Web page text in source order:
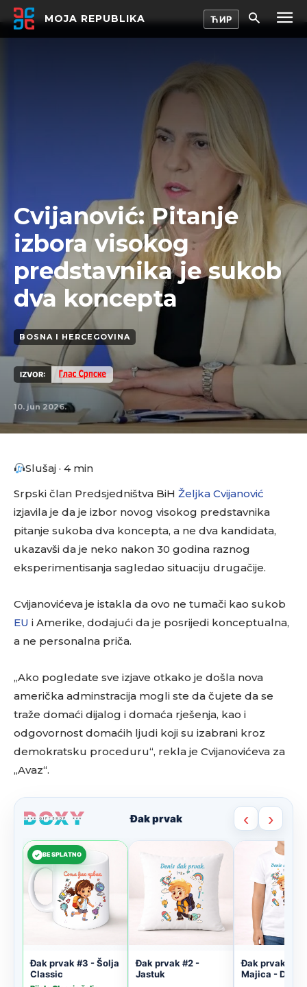
MOJA REPUBLIKA
Cvijanović: Pitanje
izbora visokog
predstavnika je sukob
dva koncepta
BOSNA I HERCEGOVINA
IZVOR:
10. jun 2026.
Slušaj · 4 min
Srpski član Predsjedništva BiH Željka Cvijanović
izjavila je da je izbor novog visokog predstavnika
pitanje sukoba dva koncepta, a ne dva kandidata,
ukazavši da je neko nakon 30 godina raznog
eksperimentisanja sagledao situaciju drugačije.
Cvijanovićeva je istakla da ovo ne tumači kao sukob
EU i Amerike, dodajući da je posrijedi konceptualna,
a ne personalna priča.
„Ako pogledate sve izjave otkako je došla nova
američka adminstracija mogli ste da čujete da se
traže domaći dijalog i domaća rješenja, kao i
odgovornost domaćih ljudi koji su izabrani kroz
demokratsku proceduru“, rekla je Cvijanovićeva za
„Avaz“.